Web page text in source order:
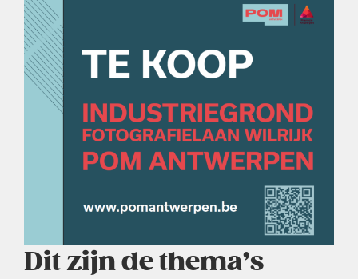
Dit zijn de thema’s